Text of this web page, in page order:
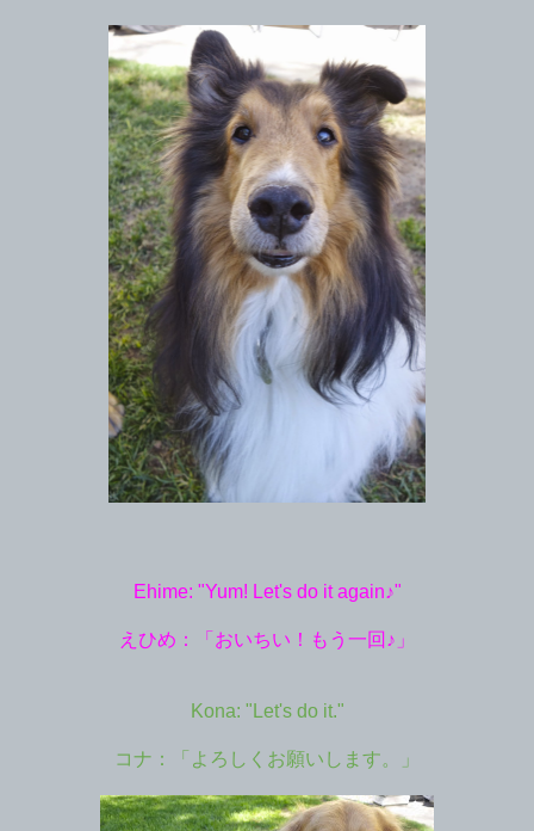
Ehime: "Yum! Let's do it again♪"
えひめ：「おいちい！もう一回♪」
Kona: "Let's do it."
コナ：「よろしくお願いします。」